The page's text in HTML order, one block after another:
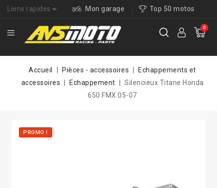
Liens rapides Mon garage Top 50 motos
0
Accueil Pièces - accessoires
Echappements et
accessoires
Echappement
Silencieux Titane Honda
650 FMX 05-07
PROMO !